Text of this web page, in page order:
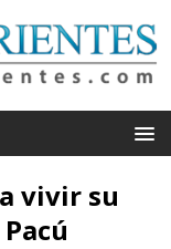
vivir su